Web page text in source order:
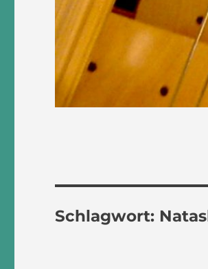
Schlagwort: